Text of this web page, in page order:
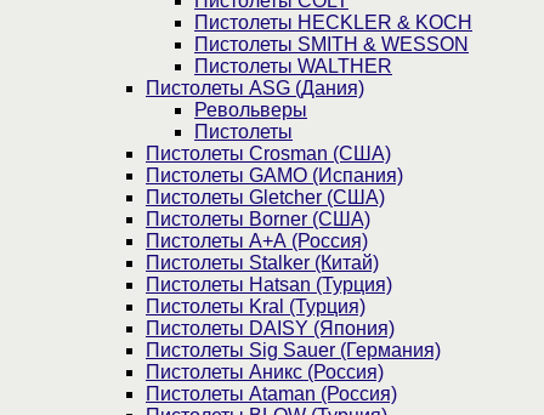
Пистолеты HECKLER & KOCH
Пистолеты SMITH & WESSON
Пистолеты WALTHER
Пистолеты ASG (Дания)
Револьверы
Пистолеты
Пистолеты Crosman (США)
Пистолеты GAMO (Испания)
Пистолеты Gletcher (США)
Пистолеты Borner (США)
Пистолеты А+А (Россия)
Пистолеты Stalker (Китай)
Пистолеты Hatsan (Турция)
Пистолеты Kral (Турция)
Пистолеты DAISY (Япония)
Пистолеты Sig Sauer (Германия)
Пистолеты Аникс (Россия)
Пистолеты Ataman (Россия)